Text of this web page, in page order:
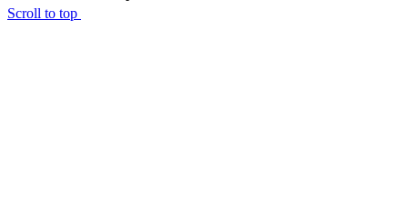
Scroll to top